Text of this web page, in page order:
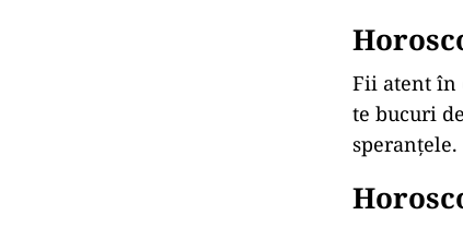
Fii atent în
te bucuri
speranțele.